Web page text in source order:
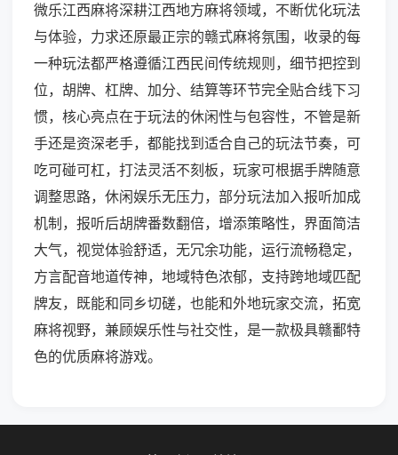
微乐江西麻将深耕江西地方麻将领域，不断优化玩法
与体验，力求还原最正宗的赣式麻将氛围，收录的每
一种玩法都严格遵循江西民间传统规则，细节把控到
位，胡牌、杠牌、加分、结算等环节完全贴合线下习
惯，核心亮点在于玩法的休闲性与包容性，不管是新
手还是资深老手，都能找到适合自己的玩法节奏，可
吃可碰可杠，打法灵活不刻板，玩家可根据手牌随意
调整思路，休闲娱乐无压力，部分玩法加入报听加成
机制，报听后胡牌番数翻倍，增添策略性，界面简洁
大气，视觉体验舒适，无冗余功能，运行流畅稳定，
方言配音地道传神，地域特色浓郁，支持跨地域匹配
牌友，既能和同乡切磋，也能和外地玩家交流，拓宽
麻将视野，兼顾娱乐性与社交性，是一款极具赣鄱特
色的优质麻将游戏。